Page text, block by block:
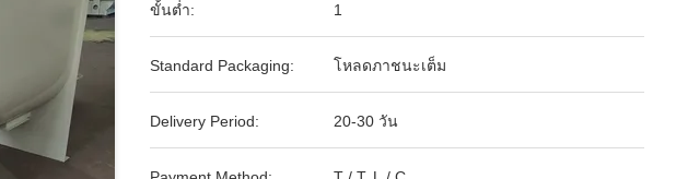
ขั้นต่ำ: 1
Standard Packaging: โหลดภาชนะเต็ม
Delivery Period: 20-30 วัน